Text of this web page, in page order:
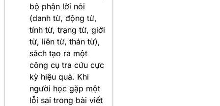
bộ phận lời nói
(danh từ, động từ,
tính từ, trạng từ, giới
từ, liên từ, thán từ),
sách tạo ra một
công cụ tra cứu cực
kỳ hiệu quả. Khi
người học gặp một
lỗi sai trong bài viết